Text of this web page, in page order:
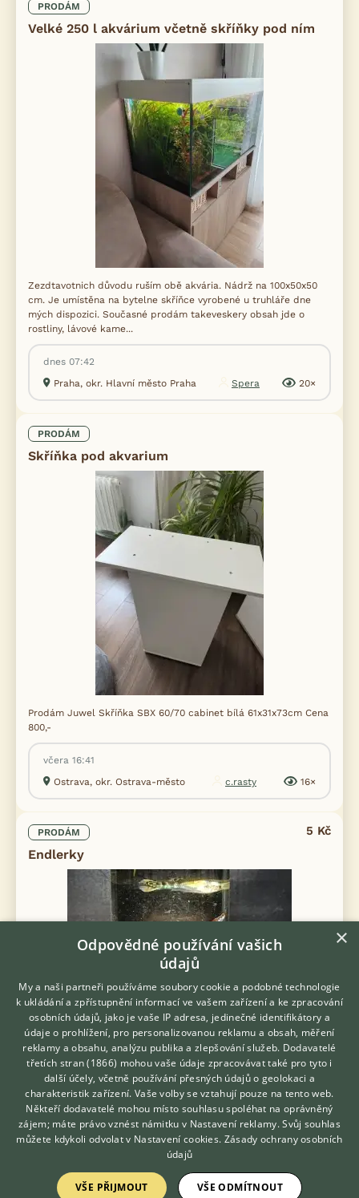
PRODÁM
Velké 250 l akvárium včetně skříňky pod ním
Zezdtavotnich důvodu ruším obě akvária. Nádrž na 100x50x50
cm. Je umístěna na bytelne skříňce vyrobené u truhláře dne
mých dispozici. Současné prodám takeveskery obsah jde o
rostliny, lávové kame...
dnes 07:42
Praha, okr. Hlavní město Praha
Spera 20×
PRODÁM
Skříňka pod akvarium
Prodám Juwel Skříňka SBX 60/70 cabinet bílá 61x31x73cm Cena
800,-
včera 16:41
Ostrava, okr. Ostrava-město
c.rasty 16×
PRODÁM
Endlerky
5 Kč
Nabídka platí do smazání inzerátu. Prodám Endlerky -
Živorodka Wingeova (Poecilia wingei) Mix Yellow Tiger a Red
Scarlett Velikost 2-2,5 cm 5,- Kč / kus ( asi 50 kusů přebytek)
Ricciu fl...
včera 11:46
Hledáte zvířecího kamaráda?
Zdarma vám poradí
VETERINÁŘ ONLINE
KONZULTOVAT S
VETERINÁŘEM
×
Odpovědné používání vašich
údajů
My a naši partneři používáme soubory cookie a podobné technologie
k ukládání a zpřístupnění informací ve vašem zařízení a ke zpracování
osobních údajů, jako je vaše IP adresa, jedinečné identifikátory a
údaje o prohlížení, pro personalizovanou reklamu a obsah, měření
reklamy a obsahu, analýzu publika a zlepšování služeb. Dodavatelé
třetích stran (1866) mohou vaše údaje zpracovávat také pro tyto i
další účely, včetně používání přesných údajů o geolokaci a
charakteristik zařízení. Vaše volby se vztahují pouze na tento web.
Někteří dodavatelé mohou místo souhlasu spoléhat na oprávněný
zájem; máte právo vznést námitku v Nastavení reklamy. Svůj souhlas
můžete kdykoli odvolat v Nastavení cookies. Zásady ochrany osobních
údajů
VŠE PŘIJMOUT VŠE ODMÍTNOUT